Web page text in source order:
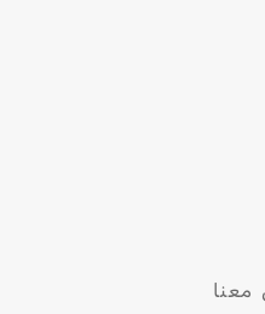
معنا